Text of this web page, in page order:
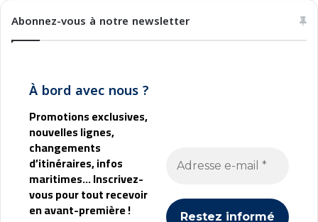
Abonnez-vous à notre newsletter
À bord avec nous ?
Promotions exclusives,
nouvelles lignes,
changements
d’itinéraires, infos
maritimes... Inscrivez-
vous pour tout recevoir
en avant-première !